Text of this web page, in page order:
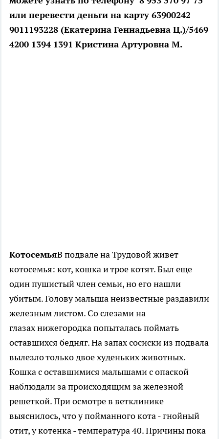
или перевести деньги на карту 63900242
9011193228 (Екатерина Геннадьевна Ц.)/5469
4200 1394 1391 Кристина Артуровна М.
КотосемьяВ подвале на Трудовой живет
котосемья: кот, кошка и трое котят. Был еще
один пушистый член семьи, но его нашли
убитым. Голову малыша неизвестные раздавили
железным листом. Со слезами на
глазах нижегородка попыталась поймать
оставшихся бедняг. На запах сосиски из подвала
вылезло только двое худеньких животных.
Кошка с оставшимися малышами с опаской
наблюдали за происходящим за железной
решеткой. При осмотре в ветклинике
выяснилось, что у пойманного кота - гнойный
отит, у котенка - температура 40. Причины пока